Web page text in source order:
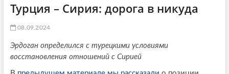
Турция – Сирия: дорога в никуда
08.09.2024
Эрдоган определился с турецкими условиями
восстановления отношений с Сирией